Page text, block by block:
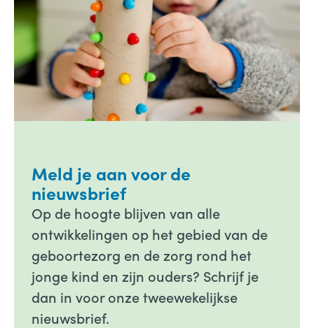
Meld je aan voor de
nieuwsbrief
Op de hoogte blijven van alle
ontwikkelingen op het gebied van de
geboortezorg en de zorg rond het
jonge kind en zijn ouders? Schrijf je
dan in voor onze tweewekelijkse
nieuwsbrief.